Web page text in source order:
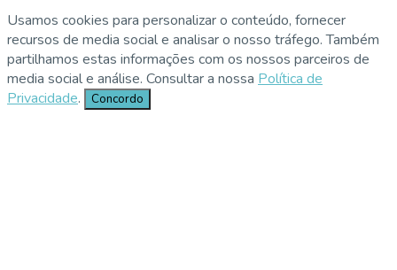
Usamos cookies para personalizar o conteúdo, fornecer
recursos de media social e analisar o nosso tráfego. Também
partilhamos estas informações com os nossos parceiros de
media social e análise. Consultar a nossa Política de
Privacidade. Concordo